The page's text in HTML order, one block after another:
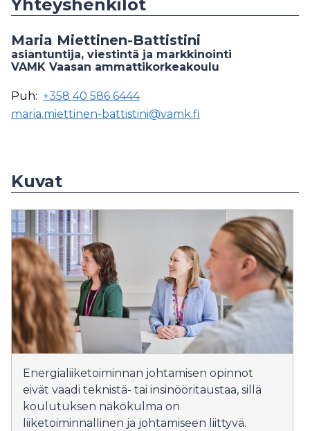
Yhteyshenkilöt
Maria Miettinen-Battistini
asiantuntija, viestintä ja markkinointi
VAMK Vaasan ammattikorkeakoulu
Puh: +358 40 586 6444
maria.miettinen-battistini@vamk.fi
Kuvat
Energialiiketoiminnan johtamisen opinnot
eivät vaadi teknistä- tai insinööritaustaa, sillä
koulutuksen näkökulma on
liiketoiminnallinen ja johtamiseen liittyvä.